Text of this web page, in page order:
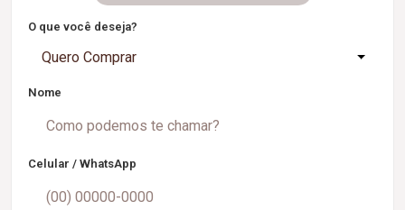
O que você deseja?
Quero Comprar
Nome
Celular / WhatsApp